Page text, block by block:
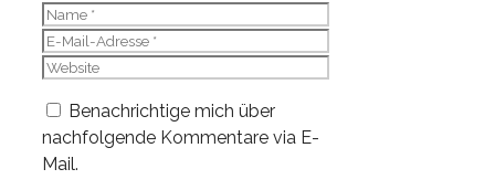
Name
E-
Mail-
Website
Benachrichtige mich über
nachfolgende Kommentare via E-
Mail.